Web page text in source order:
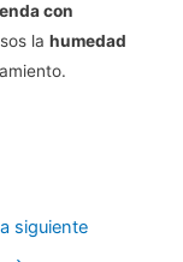
con
lahumedad
siguiente